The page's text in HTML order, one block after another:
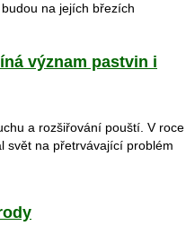
na jejích březích
význam pastvin i
a rozšiřování pouští. V roce
svět na přetrvávající problém